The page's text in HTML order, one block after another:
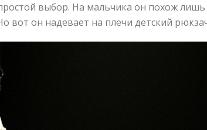
выбор. На мальчика он похож
вот он надевает на плечи детский